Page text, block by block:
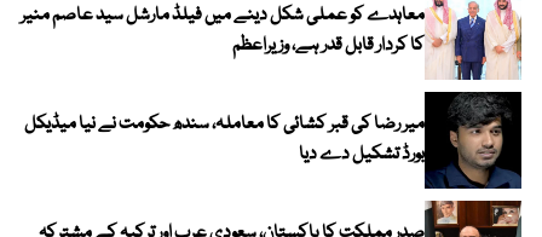
معاہدے کو عملی شکل دینے میں فیلڈ مارشل سید عاصم منیر
کا کردار قابل قدر ہے، وزیراعظم
میر رضا کی قبر کشائی کا معاملہ، سندھ حکومت نے نیا میڈیکل
بورڈ تشکیل دے دیا